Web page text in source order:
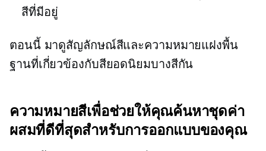
สีที่มีอยู่
ตอนนี้ มาดูสัญลักษณ์สีและความหมายแฝงพื้น
ฐานที่เกี่ยวข้องกับสียอดนิยมบางสีกัน
ความหมายสีเพื่อช่วยให้คุณค้นหาชุดค่า
ผสมที่ดีที่สุดสำหรับการออกแบบของคุณ